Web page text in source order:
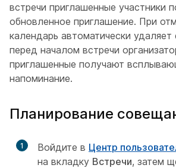
встречи приглашенные участники
обновленное приглашение. При
календарь автоматически
перед началом встречи
приглашенные получают
напоминание.
Планирование
1 Войдите в Центр
на вкладку Встречи, затем